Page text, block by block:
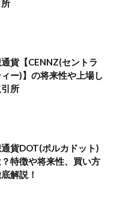
貨【CENNZ(セントラ
ィー)】の将来性や上場し
所
貨DOT(ポルカドット)
？特徴や将来性、買い方
解説！